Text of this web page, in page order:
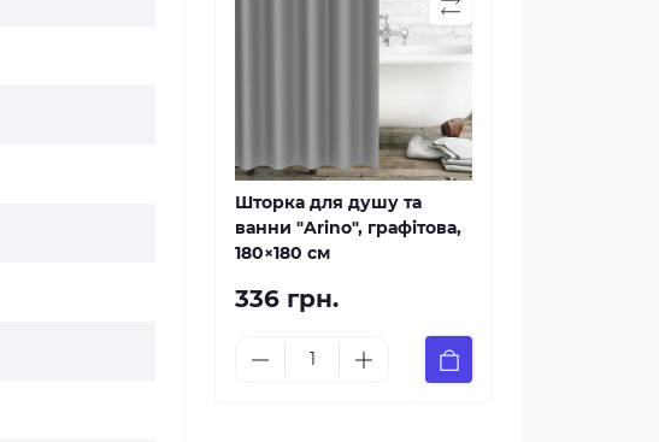
Шторка для душу та
ванни "Arino", графітова,
180×180 см
336 грн.